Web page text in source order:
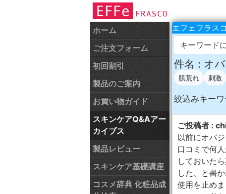
ホーム
ご注文フォーム
初回割引
製品のご案内
お買い物ガイド
スキンケアQ&Aアー
カイブス
製品レビュー
スキンケア基礎講座
コスメ辞典 化粧品成
エフェフラス
キーワード
件名 : オ
肌荒れ 刺激
絞込みキーワ
ご投稿者 :
以前にオバ
口コミで何
しておいた
した、と書
使用を止め